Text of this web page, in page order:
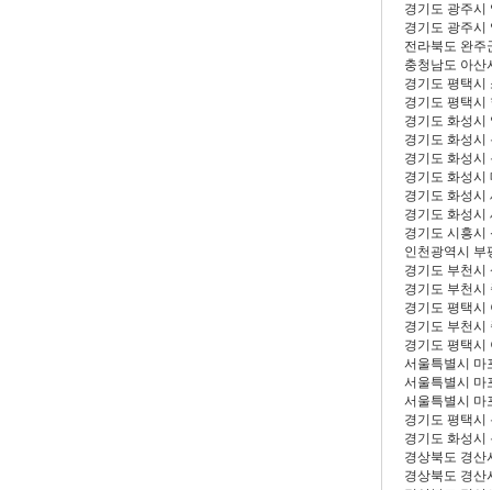
경기도 광주시
경기도 광주시
전라북도 완주
충청남도 아산
경기도 평택시
경기도 평택시
경기도 화성시
경기도 화성시
경기도 화성시
경기도 화성시
경기도 화성시
경기도 화성시
경기도 시흥시
인천광역시 부
경기도 부천시
경기도 부천시
경기도 평택시
경기도 부천시
경기도 평택시
서울특별시 마
서울특별시 마
서울특별시 마
경기도 평택시
경기도 화성시
경상북도 경산
경상북도 경산